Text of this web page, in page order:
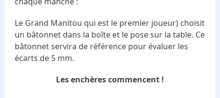
Le Grand Manitou qui est le premier joueur) choisit
un bâtonnet dans la boîte et le pose sur la table. Ce
bâtonnet servira de référence pour évaluer les
écarts de 5 mm.
Les enchères commencent !